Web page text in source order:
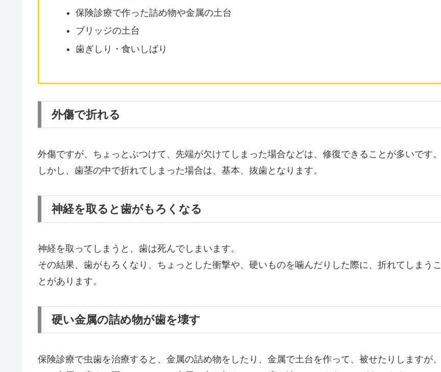
保険診療で作った詰め物や金属の土台
ブリッジの土台
歯ぎしり・食いしばり
外傷で折れる
外傷ですが、ちょっとぶつけて、先端が欠けてしまった場合などは、修復できることが多いです。
しかし、歯茎の中で折れてしまった場合は、基本、抜歯となります。
神経を取ると歯がもろくなる
神経を取ってしまうと、歯は死んでしまいます。
その結果、歯がもろくなり、ちょっとした衝撃や、硬いものを噛んだりした際に、折れてしまうこ
とがあります。
硬い金属の詰め物が歯を壊す
保険診療で虫歯を治療すると、金属の詰め物をしたり、金属で土台を作って、被せたりしますが、